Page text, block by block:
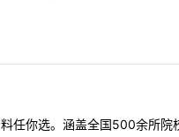
任你选。涵盖全国500余所